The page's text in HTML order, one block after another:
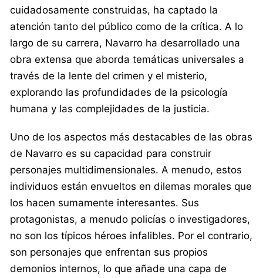
cuidadosamente construidas, ha captado la
atención tanto del público como de la crítica. A lo
largo de su carrera, Navarro ha desarrollado una
obra extensa que aborda temáticas universales a
través de la lente del crimen y el misterio,
explorando las profundidades de la psicología
humana y las complejidades de la justicia.
Uno de los aspectos más destacables de las obras
de Navarro es su capacidad para construir
personajes multidimensionales. A menudo, estos
individuos están envueltos en dilemas morales que
los hacen sumamente interesantes. Sus
protagonistas, a menudo policías o investigadores,
no son los típicos héroes infalibles. Por el contrario,
son personajes que enfrentan sus propios
demonios internos, lo que añade una capa de